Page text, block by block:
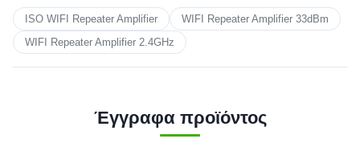
ISO WIFI Repeater Amplifier
WIFI Repeater Amplifier 33dBm
WIFI Repeater Amplifier 2.4GHz
Έγγραφα προϊόντος